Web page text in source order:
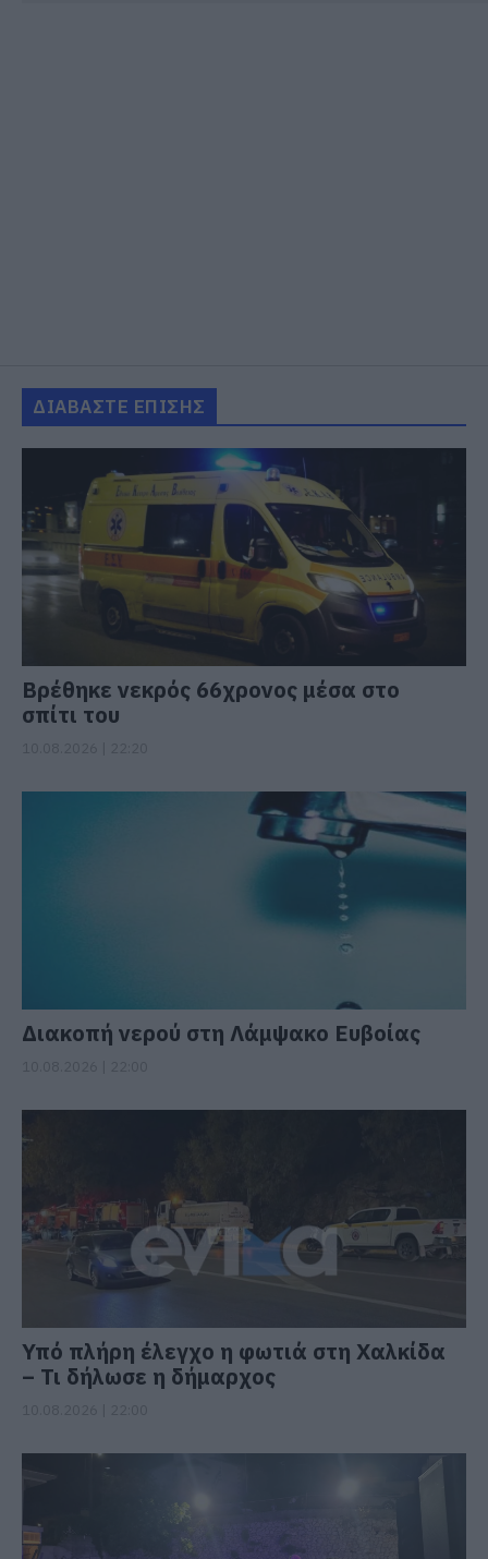
ΔΙΑΒΑΣΤΕ ΕΠΙΣΗΣ
Βρέθηκε νεκρός 66χρονος μέσα στο
σπίτι του
Διακοπή νερού στη Λάμψακο Ευβοίας
Υπό πλήρη έλεγχο η φωτιά στη Χαλκίδα
– Τι δήλωσε η δήμαρχος